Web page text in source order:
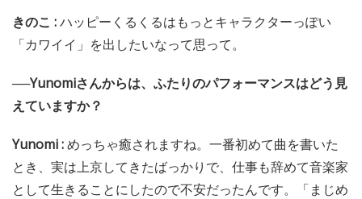
きのこ :ハッピーくるくるはもっとキャラクターっぽい
「カワイイ」を出したいなって思って。
──Yunomiさんからは、ふたりのパフォーマンスはどう見
えていますか？
Yunomi :めっちゃ癒されますね。一番初めて曲を書いた
とき、実は上京してきたばっかりで、仕事も辞めて音楽家
として生きることにしたので不安だったんです。「まじめ